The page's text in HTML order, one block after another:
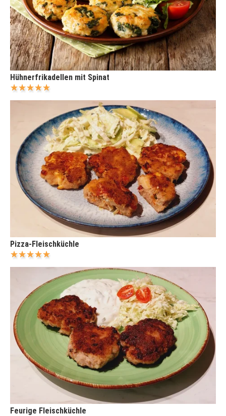
Hühnerfrikadellen mit Spinat
Pizza-Fleischküchle
Feurige Fleischküchle